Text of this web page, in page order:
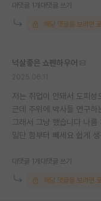
대댓글 1개 대댓글 쓰기
해당 댓글을 보려면
넉살좋은 쇼펜하우어
저는 취업이 안돼서 도피성
근데 주위에 박사들 연구하
그래서 그냥 했습니다 나름
일단 힘부터 빼세요 쉽게 생
대댓글 1개 대댓글 쓰기
해당 댓글을 보려면